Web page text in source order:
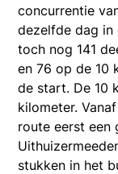
concurrentie
dezelfde dag in
toch nog 141
en 76 op de 10
de start. De 10
kilometer.
route eerst een
stukken in het